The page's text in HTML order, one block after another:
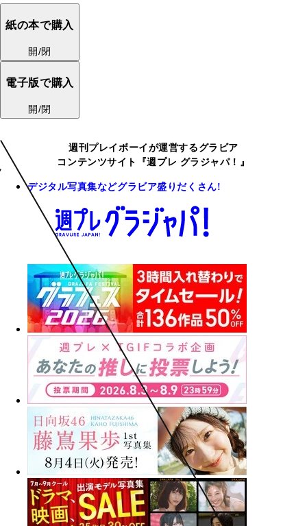
紙の本で購入
開/閉
電子版で購入
開/閉
週刊プレイボーイが運営するグラビア
コンテンツサイト『週プレ グラジャパ！』
デジタル写真集などグラビア盛りだくさん!